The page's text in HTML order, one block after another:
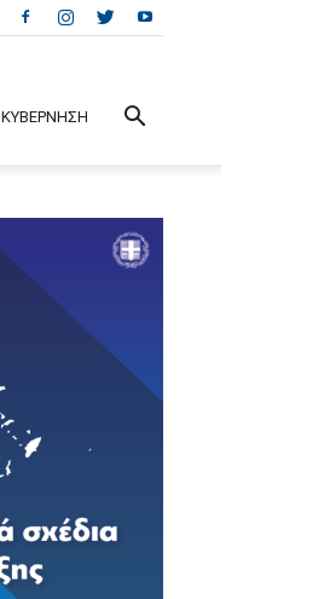
ΚΥΒΕΡΝΗΣΗ